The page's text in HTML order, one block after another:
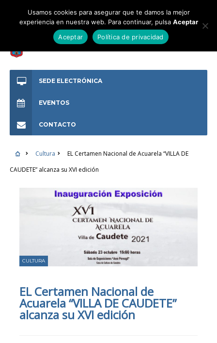
SEDE ELECTRÓNICA
EVENTOS
CONTACTO
Cultura
EL Certamen Nacional de Acuarela “VILLA DE
CAUDETE” alcanza su XVI edición
CULTURA
EL Certamen Nacional de
Acuarela “VILLA DE CAUDETE”
alcanza su XVI edición
Usamos cookies para asegurar que te damos la mejor
experiencia en nuestra web. Para continuar, pulsa Aceptar
Aceptar
Política de privacidad